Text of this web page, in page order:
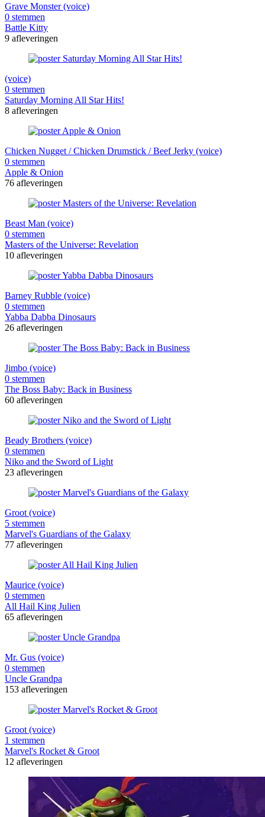
Grave Monster (voice)
0 stemmen
Battle Kitty
9 afleveringen
(voice)
0 stemmen
Saturday Morning All Star Hits!
8 afleveringen
Chicken Nugget / Chicken Drumstick / Beef Jerky (voice)
0 stemmen
Apple & Onion
76 afleveringen
Beast Man (voice)
0 stemmen
Masters of the Universe: Revelation
10 afleveringen
Barney Rubble (voice)
0 stemmen
Yabba Dabba Dinosaurs
26 afleveringen
Jimbo (voice)
0 stemmen
The Boss Baby: Back in Business
60 afleveringen
Beady Brothers (voice)
0 stemmen
Niko and the Sword of Light
23 afleveringen
Groot (voice)
5 stemmen
Marvel's Guardians of the Galaxy
77 afleveringen
Maurice (voice)
0 stemmen
All Hail King Julien
65 afleveringen
Mr. Gus (voice)
0 stemmen
Uncle Grandpa
153 afleveringen
Groot (voice)
1 stemmen
Marvel's Rocket & Groot
12 afleveringen